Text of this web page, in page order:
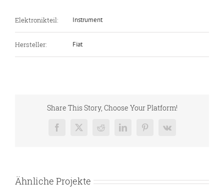
Elektronikteil: Instrument
Hersteller: Fiat
Share This Story, Choose Your Platform!
Facebook
X RedditLinkedInPinterest
Vk
Ähnliche Projekte